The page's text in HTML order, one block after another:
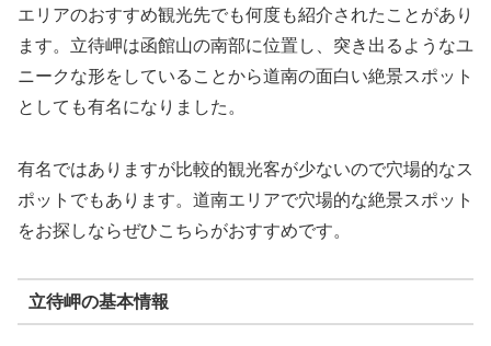
エリアのおすすめ観光先でも何度も紹介されたことがあり
ます。立待岬は函館山の南部に位置し、突き出るようなユ
ニークな形をしていることから道南の面白い絶景スポット
としても有名になりました。
有名ではありますが比較的観光客が少ないので穴場的なス
ポットでもあります。道南エリアで穴場的な絶景スポット
をお探しならぜひこちらがおすすめです。
立待岬の基本情報